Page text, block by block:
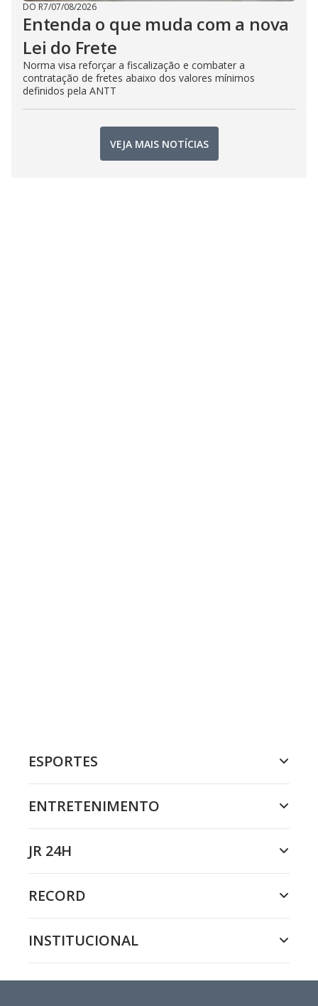
DO R7/07/08/2026
Entenda o que muda com a nova
Lei do Frete
Norma visa reforçar a fiscalização e combater a
contratação de fretes abaixo dos valores mínimos
definidos pela ANTT
VEJA MAIS NOTÍCIAS
ESPORTES
ENTRETENIMENTO
JR 24H
RECORD
INSTITUCIONAL